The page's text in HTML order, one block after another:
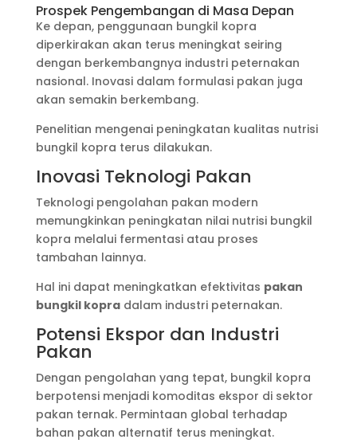
Prospek Pengembangan di Masa Depan
Ke depan, penggunaan bungkil kopra
diperkirakan akan terus meningkat seiring
dengan berkembangnya industri peternakan
nasional. Inovasi dalam formulasi pakan juga
akan semakin berkembang.
Penelitian mengenai peningkatan kualitas nutrisi
bungkil kopra terus dilakukan.
Inovasi Teknologi Pakan
Teknologi pengolahan pakan modern
memungkinkan peningkatan nilai nutrisi bungkil
kopra melalui fermentasi atau proses
tambahan lainnya.
Hal ini dapat meningkatkan efektivitas pakan
bungkil kopradalam industri peternakan.
Potensi Ekspor dan Industri
Pakan
Dengan pengolahan yang tepat, bungkil kopra
berpotensi menjadi komoditas ekspor di sektor
pakan ternak. Permintaan global terhadap
bahan pakan alternatif terus meningkat.